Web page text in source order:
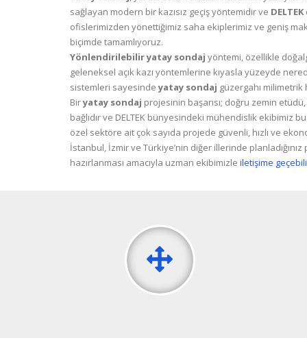
sağlayan modern bir kazısız geçiş yöntemidir ve DELTEK
ofislerimizden yönettiğimiz saha ekiplerimiz ve geniş
biçimde tamamlıyoruz.
Yönlendirilebilir yatay sondaj yöntemi, özellikle
geleneksel açık kazı yöntemlerine kıyasla yüzeyde
sistemleri sayesindeyatay sondaj güzergahı
Biryatay sondaj projesinin başarısı; doğru zemin
bağlıdır ve DELTEK bünyesindeki mühendislik ekibimiz
özel sektöre ait çok sayıda projede güvenli, hızlı ve
İstanbul, İzmir ve Türkiye’nin diğer illerinde
hazırlanması amacıyla uzman ekibimizle iletişime